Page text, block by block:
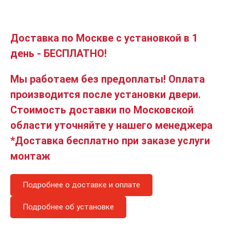
Доставка по Москве с установкой в 1
день - БЕСПЛАТНО!
Мы работаем без предоплаты! Оплата
производится после установки двери.
Стоимость доставки по Московской
области уточняйте у нашего менеджера
*Доставка бесплатно при заказе услуги
монтаж
Подробнее о доставке и оплате
Подробнее об установке